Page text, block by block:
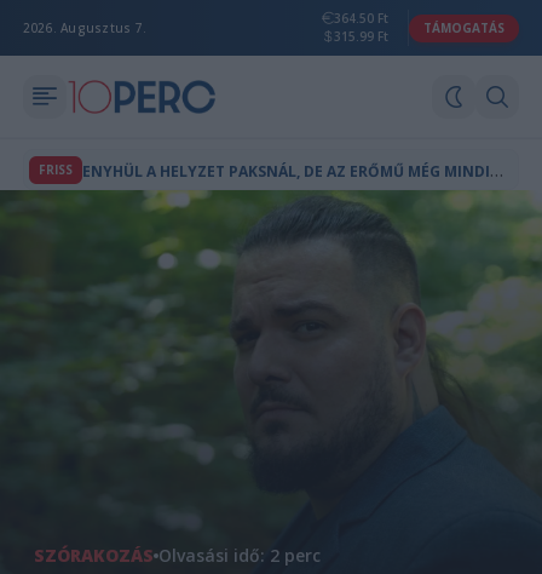
2026. Augusztus 7.
364.50 Ft
315.99 Ft
TÁMOGATÁS
FRISS E
NYHÜL A HELYZET PAKSNÁL, DE AZ ERŐMŰ MÉG MINDIG CSAK A KAPACITÁS TÖREDÉKÉN TERMEL
SZÓRAKOZÁS Olvasási idő: 2 perc